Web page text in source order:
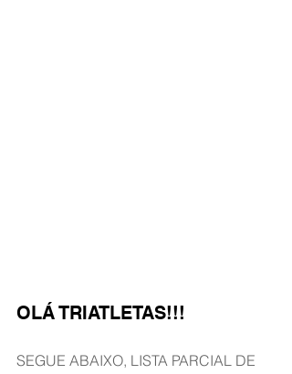
OLÁ TRIATLETAS!!!
SEGUE ABAIXO, LISTA PARCIAL DE